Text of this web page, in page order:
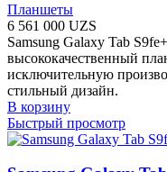
Планшеты
6 561 000 UZS
Samsung Galaxy Tab
высококачественный
исключительную
стильный дизайн.
В корзину
Быстрый просмотр